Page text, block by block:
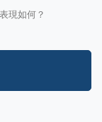
現如何？